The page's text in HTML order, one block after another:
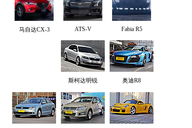
马自达CX-3 ATS-V Fabia R5
斯柯达明锐 奥迪R8